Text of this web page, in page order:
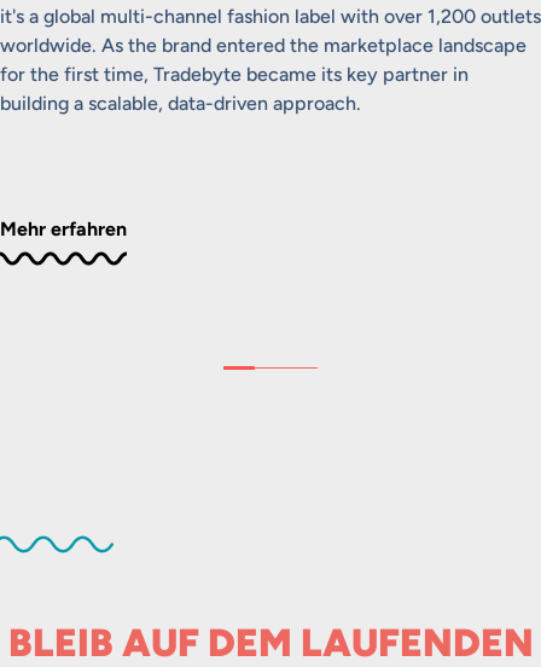
it's a global multi-channel fashion label with over 1,200 outlets
worldwide. As the brand entered the marketplace landscape
for the first time, Tradebyte became its key partner in
building a scalable, data-driven approach.
Mehr erfahren
BLEIB AUF DEM LAUFENDEN